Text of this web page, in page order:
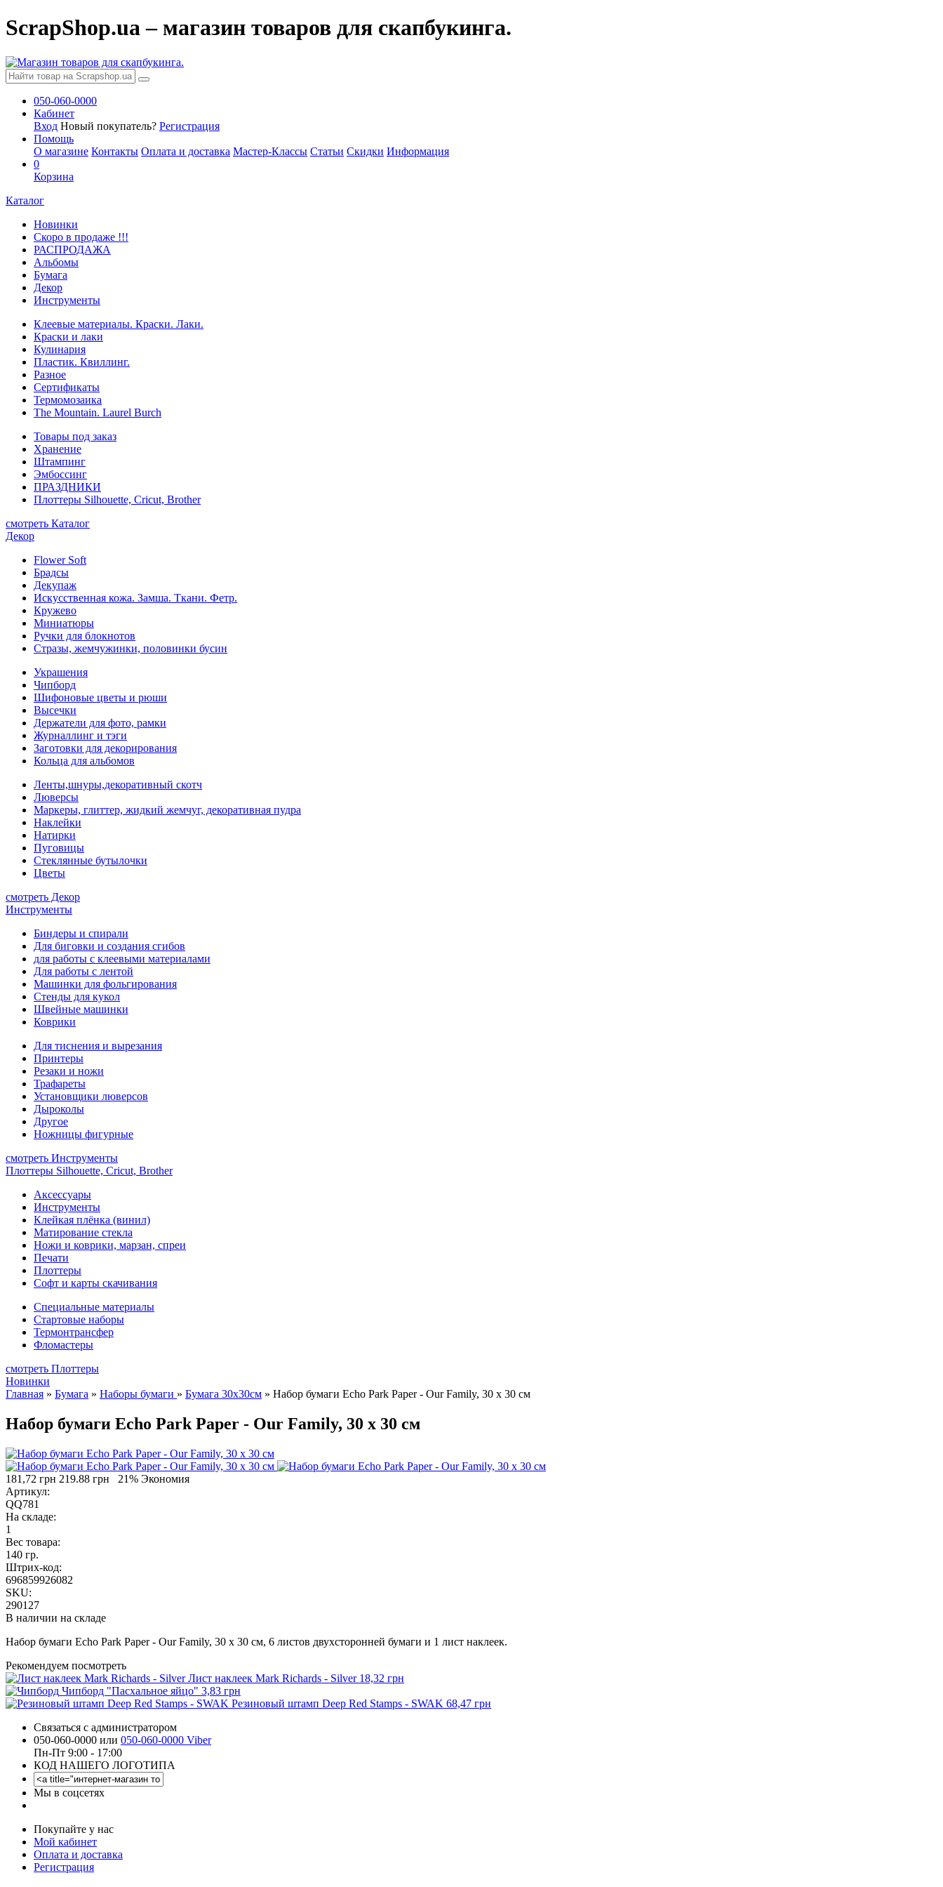
ScrapShop.ua – магазин товаров для скапбукинга.
050-060-0000
Кабинет
Вход Новый покупатель? Регистрация
Помощь
О магазине Контакты Оплата и доставка Мастер-Классы Статьи Скидки Информация
0
Корзина
Каталог
Новинки
Скоро в продаже !!!
РАСПРОДАЖА
Альбомы
Бумага
Декор
Инструменты
Клеевые материалы. Краски. Лаки.
Краски и лаки
Кулинария
Пластик. Квиллинг.
Разное
Сертификаты
Термомозаика
The Mountain. Laurel Burch
Товары под заказ
Хранение
Штампинг
Эмбоссинг
ПРАЗДНИКИ
Плоттеры Silhouette, Cricut, Brother
смотреть Каталог
Декор
Flower Soft
Брадсы
Декупаж
Искусственная кожа. Замша. Ткани. Фетр.
Кружево
Миниатюры
Ручки для блокнотов
Стразы, жемчужинки, половинки бусин
Украшения
Чипборд
Шифоновые цветы и рюши
Высечки
Держатели для фото, рамки
Журналлинг и тэги
Заготовки для декорирования
Кольца для альбомов
Ленты,шнуры,декоративный скотч
Люверсы
Маркеры, глиттер, жидкий жемчуг, декоративная пудра
Наклейки
Натирки
Пуговицы
Стеклянные бутылочки
Цветы
смотреть Декор
Инструменты
Биндеры и спирали
Для биговки и создания сгибов
для работы с клеевыми материалами
Для работы с лентой
Машинки для фольгирования
Стенды для кукол
Швейные машинки
Коврики
Для тиснения и вырезания
Принтеры
Резаки и ножи
Трафареты
Установщики люверсов
Дыроколы
Другое
Ножницы фигурные
смотреть Инструменты
Плоттеры Silhouette, Cricut, Brother
Аксессуары
Инструменты
Клейкая плёнка (винил)
Матирование стекла
Ножи и коврики, марзан, спреи
Печати
Плоттеры
Софт и карты скачивания
Специальные материалы
Стартовые наборы
Термонтрансфер
Фломастеры
смотреть Плоттеры
Новинки
Главная » Бумага » Наборы бумаги » Бумага 30х30см » Набор бумаги Echo Park Paper - Our Family, 30 х 30 см
Набор бумаги Echo Park Paper - Our Family, 30 х 30 см
181,72 грн 219.88 грн
21% Экономия
Артикул:
QQ781
На складе:
1
Вес товара:
140 гр.
Штрих-код:
696859926082
SKU:
290127
В наличии на складе
Набор бумаги Echo Park Paper - Our Family, 30 х 30 см, 6 листов двухсторонней бумаги и 1 лист наклеек.
Рекомендуем посмотреть
Лист наклеек Mark Richards - Silver 18,32 грн
Чипборд "Пасхальное яйцо" 3,83 грн
Резиновый штамп Deep Red Stamps - SWAK 68,47 грн
Связаться с администратором
050-060-0000 или 050-060-0000 Viber
Пн-Пт 9:00 - 17:00
КОД НАШЕГО ЛОГОТИПА
Мы в соцсетях
Покупайте у нас
Мой кабинет
Оплата и доставка
Регистрация